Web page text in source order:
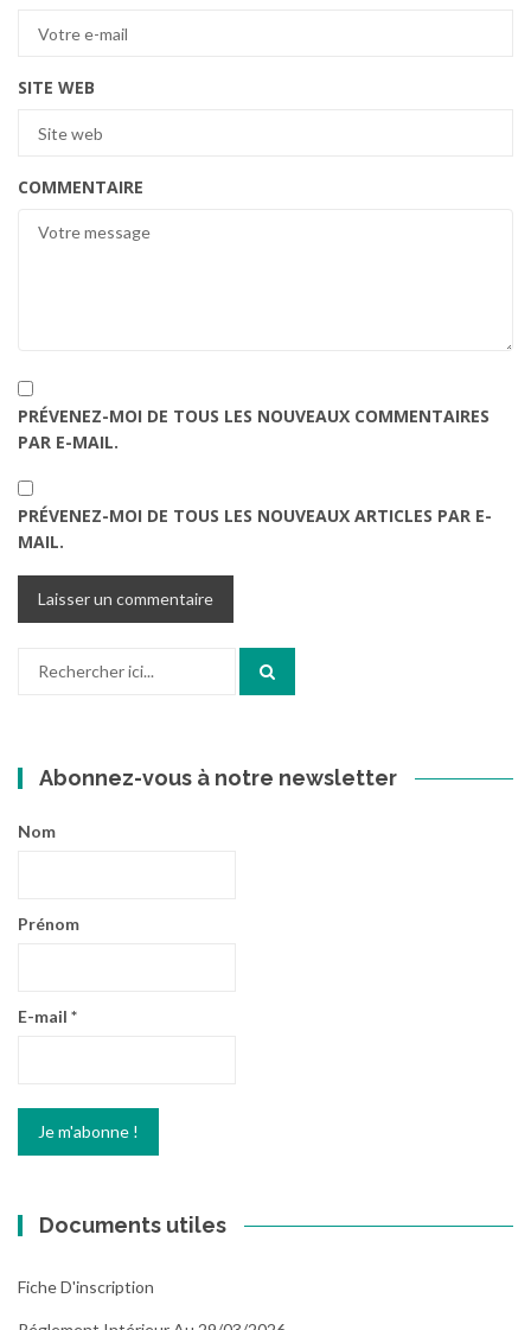
SITE WEB
COMMENTAIRE
PRÉVENEZ-MOI DE TOUS LES NOUVEAUX COMMENTAIRES
PAR E-MAIL.
PRÉVENEZ-MOI DE TOUS LES NOUVEAUX ARTICLES PAR E-
MAIL.
Abonnez-vous à notre newsletter
Nom
Prénom
E-mail *
Documents utiles
Fiche D'inscription